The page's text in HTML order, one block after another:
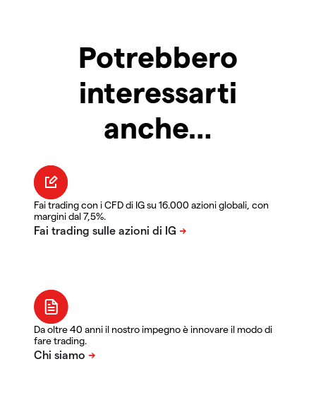
Potrebbero
interessarti
anche…
Fai trading con i CFD di IG su 16.000 azioni globali, con
margini dal 7,5%.
Da oltre 40 anni il nostro impegno è innovare il modo di
fare trading.